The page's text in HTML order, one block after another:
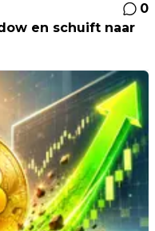
0
en schuift naar